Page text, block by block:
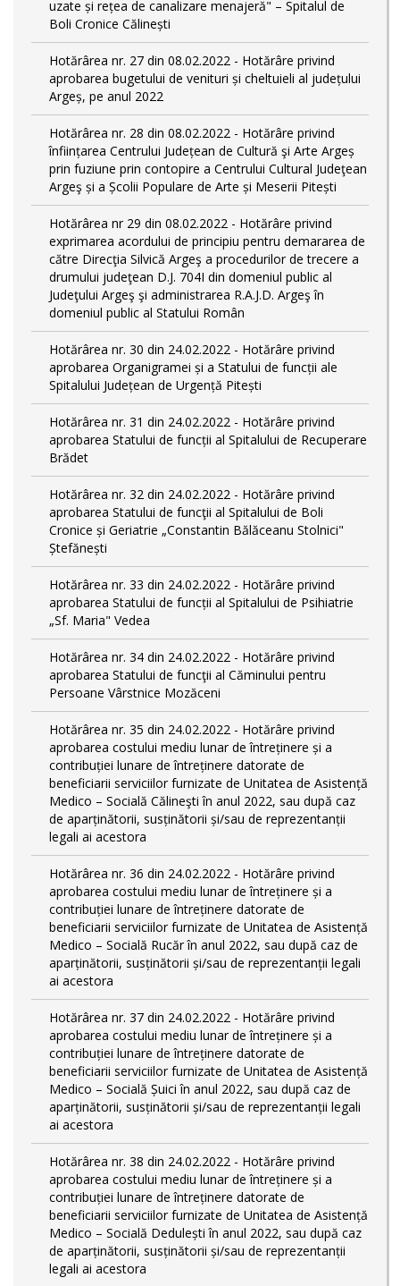
uzate și rețea de canalizare menajeră" – Spitalul de
Boli Cronice Călinești
Hotărârea nr. 27 din 08.02.2022 - Hotărâre privind
aprobarea bugetului de venituri și cheltuieli al județului
Argeș, pe anul 2022
Hotărârea nr. 28 din 08.02.2022 - Hotărâre privind
înființarea Centrului Județean de Cultură şi Arte Argeș
prin fuziune prin contopire a Centrului Cultural Judeţean
Argeş și a Școlii Populare de Arte și Meserii Pitești
Hotărârea nr 29 din 08.02.2022 - Hotărâre privind
exprimarea acordului de principiu pentru demararea de
către Direcţia Silvică Argeş a procedurilor de trecere a
drumului judeţean D.J. 704I din domeniul public al
Judeţului Argeş şi administrarea R.A.J.D. Argeş în
domeniul public al Statului Român
Hotărârea nr. 30 din 24.02.2022 - Hotărâre privind
aprobarea Organigramei și a Statului de funcții ale
Spitalului Județean de Urgență Pitești
Hotărârea nr. 31 din 24.02.2022 - Hotărâre privind
aprobarea Statului de funcții al Spitalului de Recuperare
Brădet
Hotărârea nr. 32 din 24.02.2022 - Hotărâre privind
aprobarea Statului de funcţii al Spitalului de Boli
Cronice și Geriatrie „Constantin Bălăceanu Stolnici"
Ștefănești
Hotărârea nr. 33 din 24.02.2022 - Hotărâre privind
aprobarea Statului de funcții al Spitalului de Psihiatrie
„Sf. Maria" Vedea
Hotărârea nr. 34 din 24.02.2022 - Hotărâre privind
aprobarea Statului de funcţii al Căminului pentru
Persoane Vârstnice Mozăceni
Hotărârea nr. 35 din 24.02.2022 - Hotărâre privind
aprobarea costului mediu lunar de întreținere și a
contribuției lunare de întreținere datorate de
beneficiarii serviciilor furnizate de Unitatea de Asistență
Medico – Socială Călineşti în anul 2022, sau după caz
de aparținătorii, susținătorii și/sau de reprezentanții
legali ai acestora
Hotărârea nr. 36 din 24.02.2022 - Hotărâre privind
aprobarea costului mediu lunar de întreținere și a
contribuției lunare de întreținere datorate de
beneficiarii serviciilor furnizate de Unitatea de Asistență
Medico – Socială Rucăr în anul 2022, sau după caz de
aparținătorii, susținătorii și/sau de reprezentanții legali
ai acestora
Hotărârea nr. 37 din 24.02.2022 - Hotărâre privind
aprobarea costului mediu lunar de întreținere și a
contribuției lunare de întreținere datorate de
beneficiarii serviciilor furnizate de Unitatea de Asistență
Medico – Socială Șuici în anul 2022, sau după caz de
aparținătorii, susținătorii și/sau de reprezentanții legali
ai acestora
Hotărârea nr. 38 din 24.02.2022 - Hotărâre privind
aprobarea costului mediu lunar de întreținere și a
contribuției lunare de întreținere datorate de
beneficiarii serviciilor furnizate de Unitatea de Asistență
Medico – Socială Dedulești în anul 2022, sau după caz
de aparținătorii, susținătorii și/sau de reprezentanții
legali ai acestora